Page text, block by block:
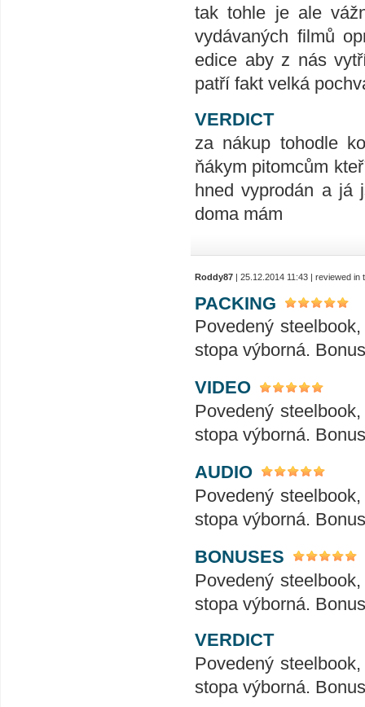
tak tohle je ale
vydávaných filmů
edice aby z nás
patří fakt velká
VERDICT
za nákup tohodle
ňákym pitomcům
hned vyprodán a já
doma mám
Roddy87 | 25.12.2014 11:43 | reviewed in
PACKING
Povedený
stopa výborná.
VIDEO
Povedený
stopa výborná.
AUDIO
Povedený
stopa výborná.
BONUSES
Povedený
stopa výborná.
VERDICT
Povedený
stopa výborná.